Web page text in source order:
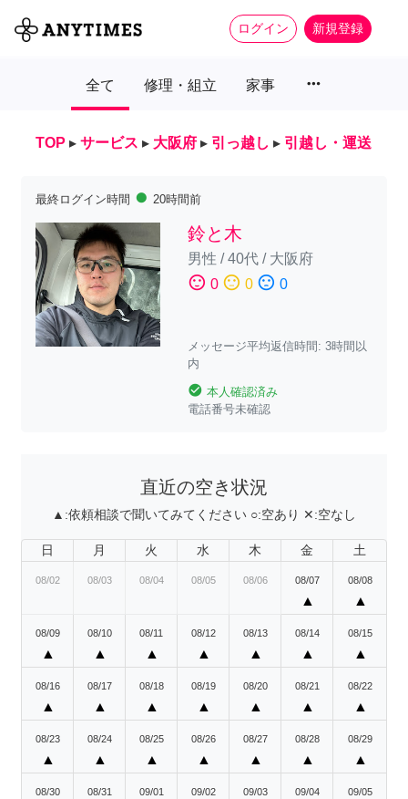
ログイン 新規登録
全て 修理・組立 家事 more_horiz
TOP ▸ サービス ▸ 大阪府 ▸ 引っ越し ▸ 引越し・運送
最終ログイン時間 fiber_manual_record 20時間前
鈴と木
男性 /40代/ 大阪府
sentiment_satisfied 0 sentiment_neutral 0 sentiment_dissatisfied 0
メッセージ平均返信時間: 3時間以
内
check_circle 本人確認済み
電話番号未確認
直近の空き状況
▲:依頼相談で聞いてみてください ○:空あり ✕:空なし
日 月 火 水 木 金 土
08/02 08/03 08/04 08/05 08/06 08/07
▲
08/08
▲
08/09
▲
08/10
▲
08/11
▲
08/12
▲
08/13
▲
08/14
▲
08/15
▲
08/16
▲
08/17
▲
08/18
▲
08/19
▲
08/20
▲
08/21
▲
08/22
▲
08/23
▲
08/24
▲
08/25
▲
08/26
▲
08/27
▲
08/28
▲
08/29
▲
08/30 08/31 09/01 09/02 09/03 09/04 09/05